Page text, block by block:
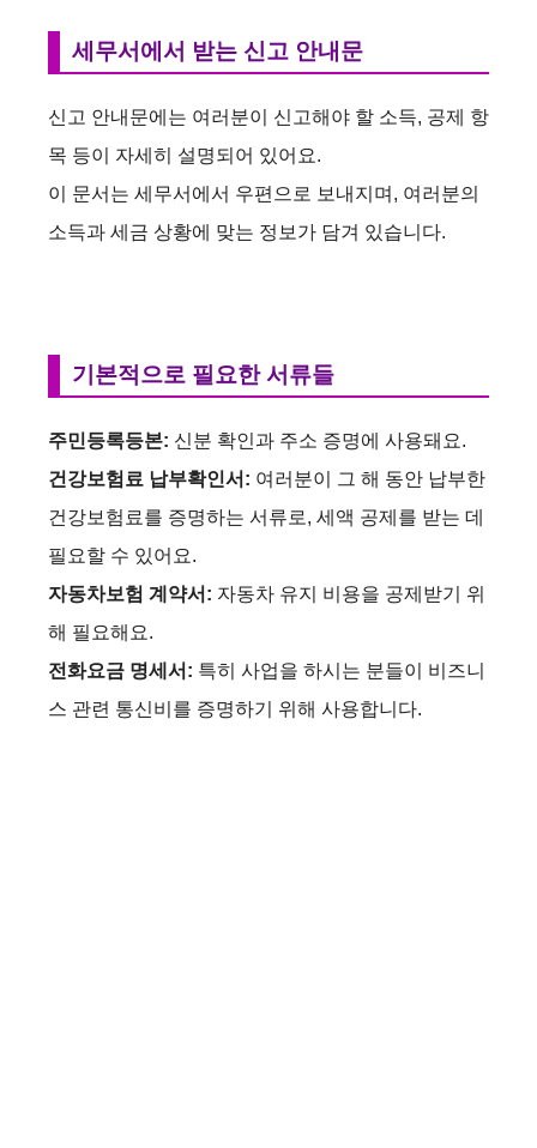
세무서에서 받는 신고 안내문
신고 안내문에는 여러분이 신고해야 할 소득, 공제 항
목 등이 자세히 설명되어 있어요.
이 문서는 세무서에서 우편으로 보내지며, 여러분의
소득과 세금 상황에 맞는 정보가 담겨 있습니다.
기본적으로 필요한 서류들
주민등록등본: 신분 확인과 주소 증명에 사용돼요.
건강보험료 납부확인서: 여러분이 그 해 동안 납부한
건강보험료를 증명하는 서류로, 세액 공제를 받는 데
필요할 수 있어요.
자동차보험 계약서: 자동차 유지 비용을 공제받기 위
해 필요해요.
전화요금 명세서: 특히 사업을 하시는 분들이 비즈니
스 관련 통신비를 증명하기 위해 사용합니다.